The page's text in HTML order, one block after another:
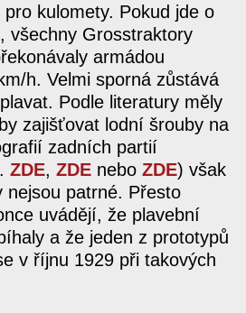
kulomety. Pokud jde o
všechny Grosstraktory
armádou
h. Velmi sporná zůstává
Podle literatury měly
zajišťovat lodní šrouby na
zadních partií
ZDE, ZDE nebo ZDE) však
nejsou patrné. Přesto
uvádějí, že plavební
a že jeden z prototypů
v říjnu 1929 při takových